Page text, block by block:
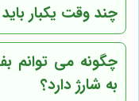
چند وقت یکبار
چگونه می توانم
به شارژ دارد؟